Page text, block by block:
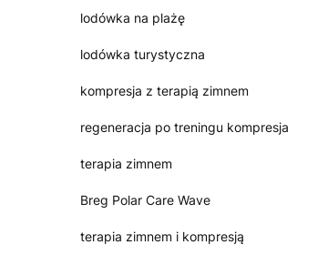
lodówka na plażę
lodówka turystyczna
kompresja z terapią zimnem
regeneracja po treningu kompresja
terapia zimnem
Breg Polar Care Wave
terapia zimnem i kompresją